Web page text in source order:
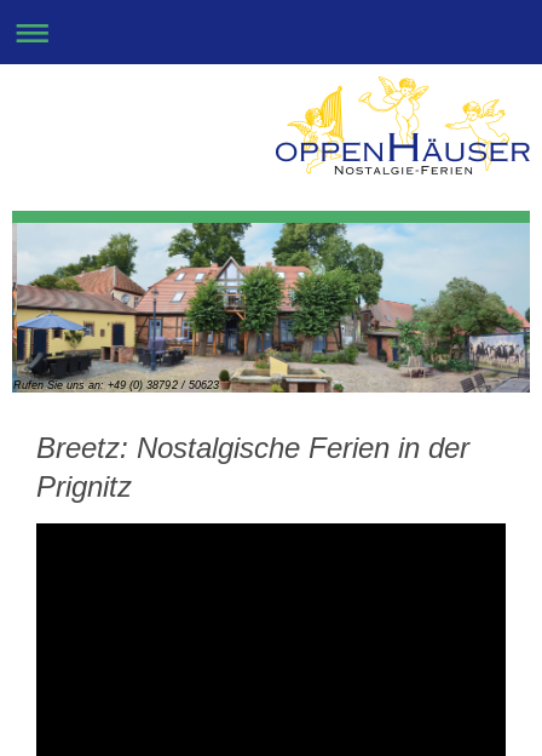
Rufen Sie uns an: +49 (0) 38792 / 50623
Breetz: Nostalgische Ferien in der
Prignitz